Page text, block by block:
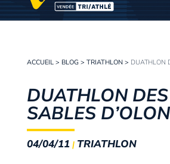
ACCUEIL> BLOG > TRIATHLON> DUATHLON
DUATHLON DES
SABLES
04/04/11| TRIATHLON